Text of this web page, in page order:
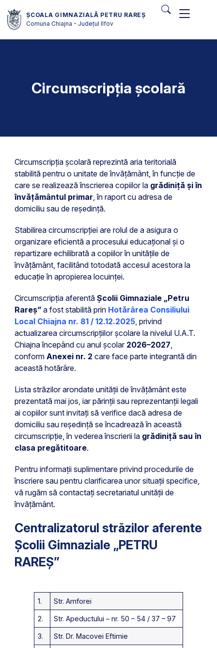
ȘCOALA GIMNAZIALĂ PETRU RAREȘ
Comuna Chiajna - Județul Ilfov
Circumscripția școlară
Circumscripția școlară reprezintă aria teritorială
stabilită pentru o unitate de învățământ, în funcție de
care se realizează înscrierea copiilor la grădiniță și în
învățământul primar, în raport cu adresa de
domiciliu sau de reședință.
Stabilirea circumscripției are rolul de a asigura o
organizare eficientă a procesului educațional și o
repartizare echilibrată a copiilor în unitățile de
învățământ, facilitând totodată accesul acestora la
educație în apropierea locuinței.
Circumscripția aferentă Școlii Gimnaziale „Petru
Rareș” a fost stabilită prin Hotărârea Consiliului
Local Chiajna nr. 81 / 12.12.2025, privind
actualizarea circumscripțiilor școlare la nivelul U.A.T.
Chiajna începând cu anul școlar 2026–2027,
conform Anexei nr. 2 care face parte integrantă din
această hotărâre.
Lista străzilor arondate unității de învățământ este
prezentată mai jos, iar părinții sau reprezentanții legali
ai copiilor sunt invitați să verifice dacă adresa de
domiciliu sau reședință se încadrează în această
circumscripție, în vederea înscrierii la grădiniță sau în
clasa pregătitoare.
Pentru informații suplimentare privind procedurile de
înscriere sau pentru clarificarea unor situații specifice,
vă rugăm să contactați secretariatul unității de
învățământ.
Centralizatorul străzilor aferente
Școlii Gimnaziale „PETRU
RAREȘ”
1. Str. Amforei
2. Str. Apeductului – nr. 50 – 54 / 37 – 97
3. Str. Dr. Macovei Eftimie